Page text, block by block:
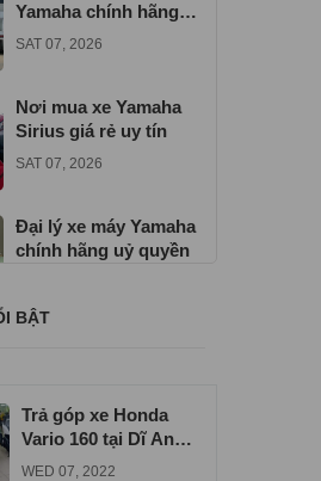
Yamaha chính hãng
gần đây
SAT 07, 2026
Nơi mua xe Yamaha
Sirius giá rẻ uy tín
SAT 07, 2026
Đại lý xe máy Yamaha
chính hãng uỷ quyền
BẬT
Trả góp xe Honda
Vario 160 tại Dĩ An
uy tín chất lượng
WED 07, 2022